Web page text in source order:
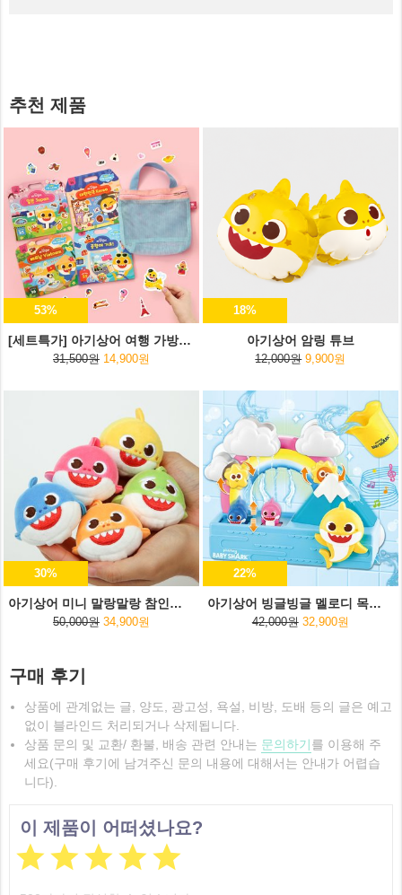
추천 제품
53%
[세트특가] 아기상어 여행 가방스티커+여행용 파우치
31,500원 14,900원
18%
아기상어 암링 튜브
12,000원 9,900원
30%
아기상어 미니 말랑말랑 참인형 5종세트
50,000원 34,900원
22%
아기상어 빙글빙글 멜로디 목욕놀이
42,000원 32,900원
구매 후기
상품에 관계없는 글, 양도, 광고성, 욕설, 비방, 도배 등의 글은 예고
없이 블라인드 처리되거나 삭제됩니다.
상품 문의 및 교환/ 환불, 배송 관련 안내는 문의하기를 이용해 주
세요(구매 후기에 남겨주신 문의 내용에 대해서는 안내가 어렵습
니다).
이 제품이 어떠셨나요?
